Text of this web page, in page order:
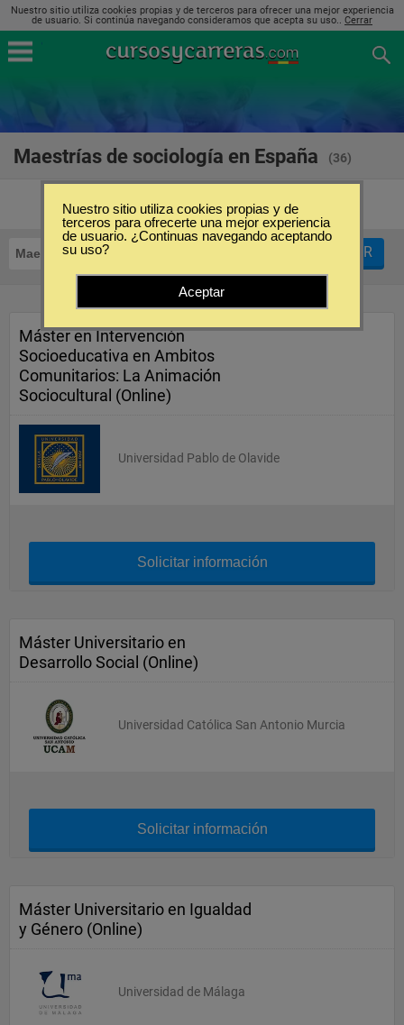
Nuestro sitio utiliza cookies propias y de terceros para ofrecer una mejor experiencia
de usuario. Si continúa navegando consideramos que acepta su uso.. Cerrar
Maestrías de sociología en España (36)
Maestrías FILTRAR
Máster en Intervención
Socioeducativa en Ambitos
Comunitarios: La Animación
Sociocultural (Online)
Universidad Pablo de Olavide
Solicitar información
Máster Universitario en
Desarrollo Social (Online)
Universidad Católica San Antonio Murcia
Solicitar información
Máster Universitario en Igualdad
y Género (Online)
Universidad de Málaga
Nuestro sitio utiliza cookies propias y de
terceros para ofrecerte una mejor experiencia
de usuario. ¿Continuas navegando aceptando
su uso?
Aceptar